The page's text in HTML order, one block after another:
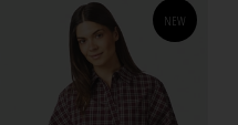
NEW